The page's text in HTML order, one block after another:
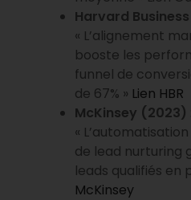
Harvard
« L’alignement
booste les
funnel de
de 67% » Lien HBR
McKinsey (2023)
«
de lead nurturing
leads qualifiés en
McKinsey